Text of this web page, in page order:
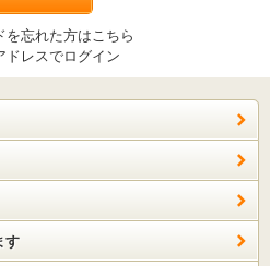
を忘れた方はこちら
ドレスでログイン
す